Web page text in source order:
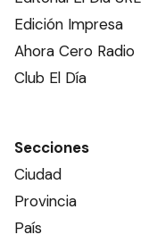
Edición Impresa
Ahora Cero Radio
Club El Día
Secciones
Ciudad
Provincia
País